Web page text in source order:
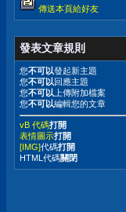
傳送本頁給好友
發表文章規則
您不可以發起新主題
您不可以 回應主題
您不可以 上傳附加檔案
您不可以編輯您的文章
vB 代碼打開
表情圖示打開
[IMG]代碼打開
HTML代碼關閉